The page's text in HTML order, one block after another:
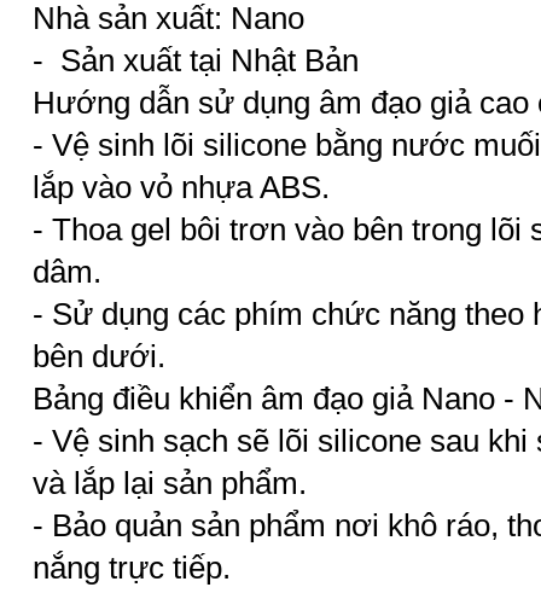
Nhà sản xuất: Nano
- Sản xuất tại Nhật Bản
Hướng dẫn sử dụng âm đạo giả cao
- Vệ sinh lõi silicone bằng nước
lắp vào vỏ nhựa ABS.
- Thoa gel bôi trơn vào bên trong lõi
dâm.
- Sử dụng các phím chức năng theo
bên dưới.
Bảng điều khiển âm đạo giả Nano -
- Vệ sinh sạch sẽ lõi silicone sau
và lắp lại sản phẩm.
- Bảo quản sản phẩm nơi khô ráo,
nắng trực tiếp.